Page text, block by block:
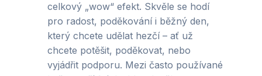
celkový „wow“ efekt. Skvěle se hodí
pro radost, poděkování i běžný den,
který chcete udělat hezčí – ať už
chcete potěšit, poděkovat, nebo
vyjádřit podporu. Mezi často používané